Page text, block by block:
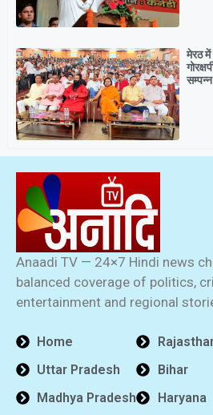
मेरठ
सम्पन्न
Anaadi TV — 24×7 Hindi news
balanced coverage of politics,
entertainment and regional
Home
Uttar Pradesh
Madhya Pradesh
Bihar
Haryana